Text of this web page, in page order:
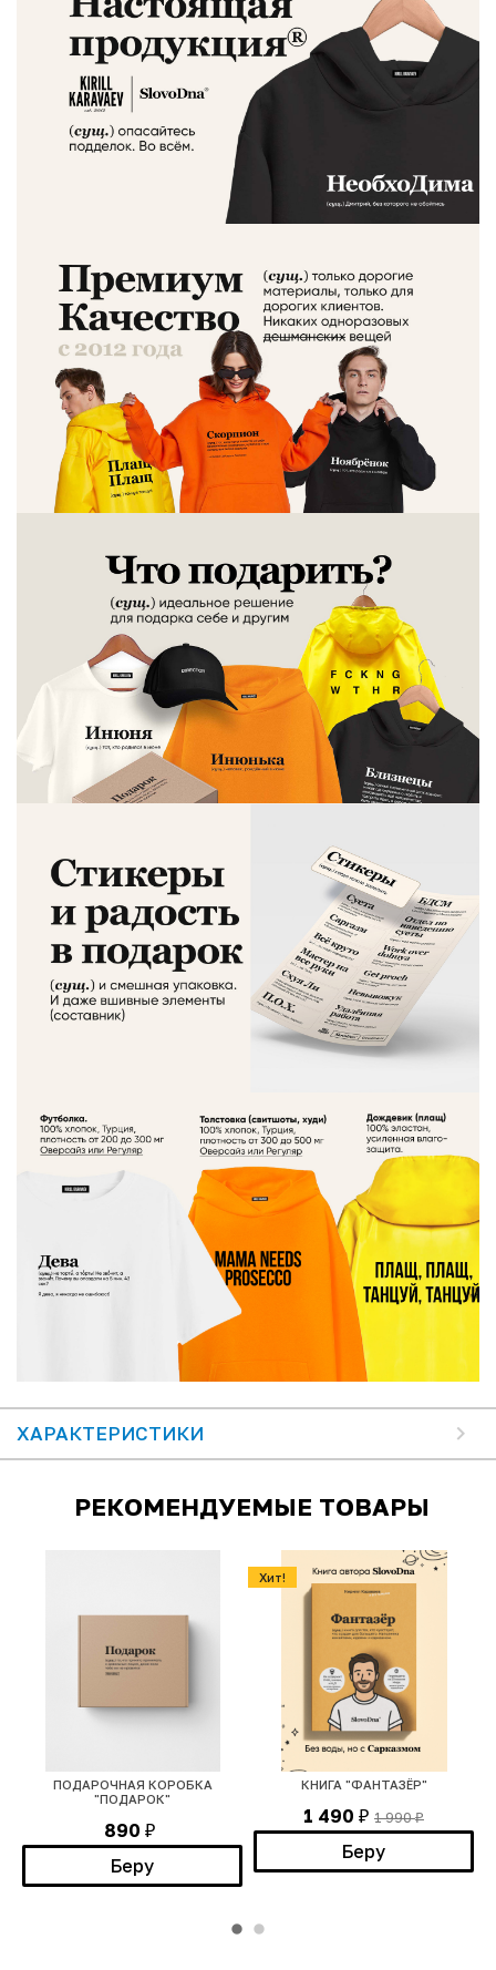
ХАРАКТЕРИСТИКИ
РЕКОМЕНДУЕМЫЕ ТОВАРЫ
ПОДАРОЧНАЯ КОРОБКА
"ПОДАРОК"
890 ₽
Беру
КНИГА "ФАНТАЗЁР"
1 490 ₽ 1 990₽
Беру
Хит!